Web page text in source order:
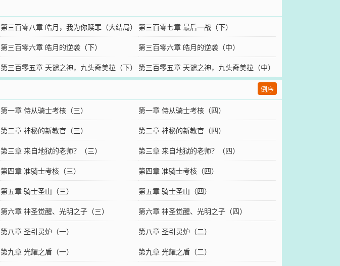
第三百零八章 皓月，我为你赎罪（大结局） 第三百零七章 最后一战（下）
第三百零六章 皓月的逆袭（下）
第三百零六章 皓月的逆袭（中）
第三百零五章 天谴之神，九头奇美拉（下） 第三百零五章 天谴之神，九头奇美拉（中）
倒序
第一章 侍从骑士考核（三）
第一章 侍从骑士考核（四）
第二章 神秘的新教官（三）
第二章 神秘的新教官（四）
第三章 来自地狱的老师？（三）
第三章 来自地狱的老师？（四）
第四章 准骑士考核（三）
第四章 准骑士考核（四）
第五章 骑士圣山（三）
第五章 骑士圣山（四）
第六章 神圣觉醒、光明之子（三）
第六章 神圣觉醒、光明之子（四）
第八章 圣引灵炉（一）
第八章 圣引灵炉（二）
第九章 光耀之盾（一）
第九章 光耀之盾（二）